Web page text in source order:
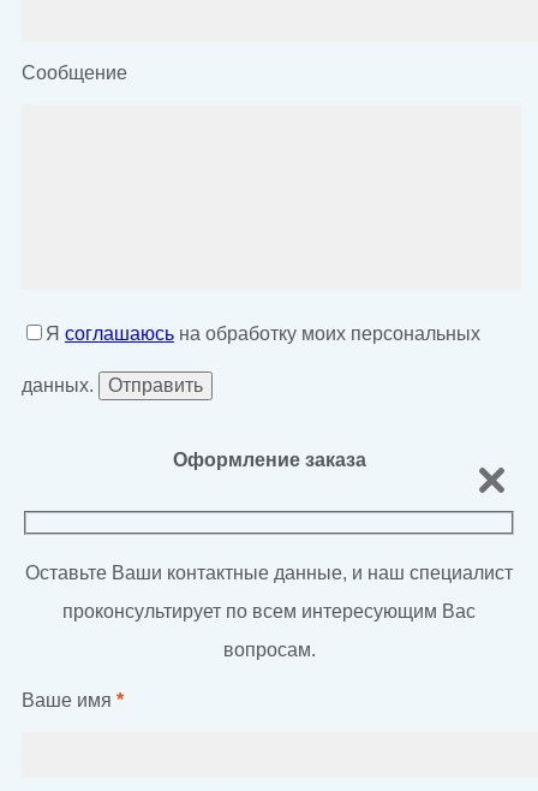
Сообщение
Я соглашаюсь на обработку моих персональных
данных.
Оформление заказа
Оставьте Ваши контактные данные, и наш специалист
проконсультирует по всем интересующим Вас
вопросам.
Ваше имя *